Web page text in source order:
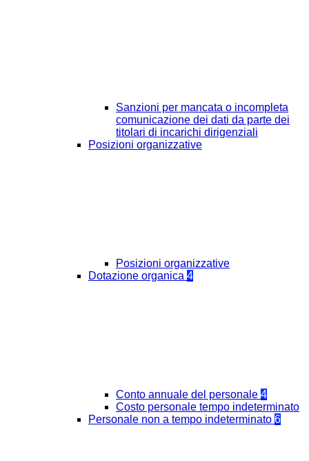
Sanzioni per mancata o incompleta
comunicazione dei dati da parte dei
titolari di incarichi dirigenziali
Posizioni organizzative
Posizioni organizzative
Dotazione organica 4
Conto annuale del personale 4
Costo personale tempo indeterminato
Personale non a tempo indeterminato 6